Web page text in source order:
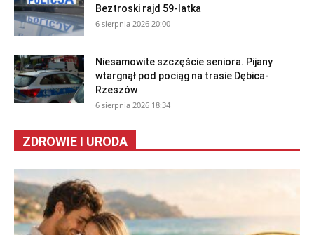
Beztroski rajd 59-latka
6 sierpnia 2026 20:00
Niesamowite szczęście seniora. Pijany
wtargnął pod pociąg na trasie Dębica-
Rzeszów
6 sierpnia 2026 18:34
ZDROWIE I URODA